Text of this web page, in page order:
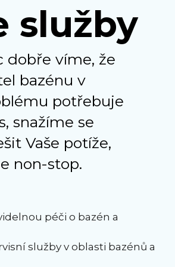
služby
dobře víme, že
bazénu v
potřebuje
snažíme se
Vaše potíže,
non-stop.
péči o bazén a
služby v oblasti bazénů a